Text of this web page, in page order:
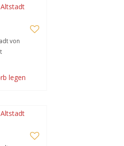
von
legen